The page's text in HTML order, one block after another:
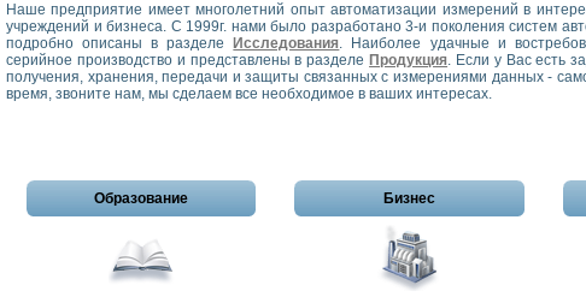
Наше предприятие имеет многолетний опыт автоматизации измерений в
учреждений и бизнеса. С 1999г. нами было разработано 3-и поколения систем
подробно описаны в разделе
Исследования. Наиболее удачные и
серийное производство и представлены в разделе Продукция. Если у Вас есть
получения, хранения, передачи и защиты связанных с измерениями данных -
время, звоните нам, мы сделаем все необходимое в ваших интересах.
Образование Бизнес